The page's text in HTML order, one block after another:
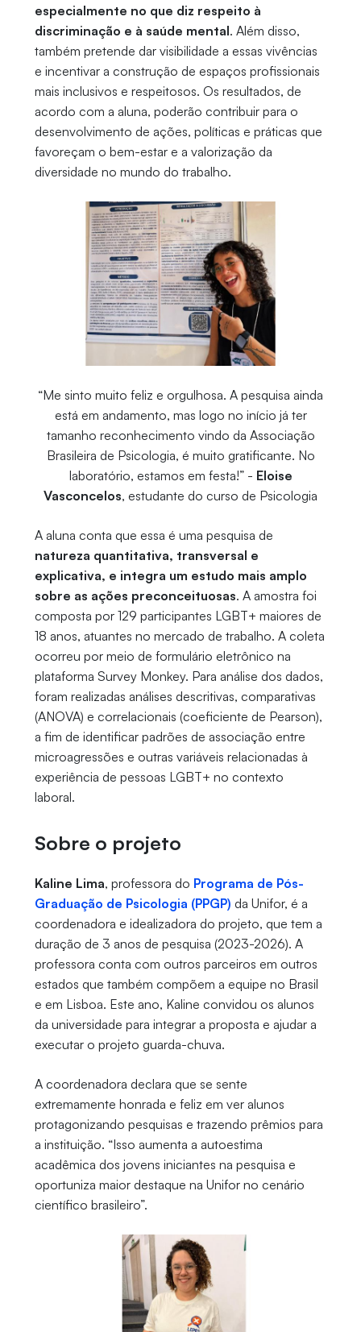
especialmente no que diz respeito à
discriminação e à saúde mental. Além disso,
também pretende dar visibilidade a essas vivências
e incentivar a construção de espaços profissionais
mais inclusivos e respeitosos. Os resultados, de
acordo com a aluna, poderão contribuir para o
desenvolvimento de ações, políticas e práticas que
favoreçam o bem-estar e a valorização da
diversidade no mundo do trabalho.
“Me sinto muito feliz e orgulhosa. A pesquisa ainda
está em andamento, mas logo no início já ter
tamanho reconhecimento vindo da Associação
Brasileira de Psicologia, é muito gratificante. No
laboratório, estamos em festa!” - Eloise
Vasconcelos, estudante do curso de Psicologia
A aluna conta que essa é uma pesquisa de
natureza quantitativa, transversal e
explicativa, e integra um estudo mais amplo
sobre as ações preconceituosas. A amostra foi
composta por 129 participantes LGBT+ maiores de
18 anos, atuantes no mercado de trabalho. A coleta
ocorreu por meio de formulário eletrônico na
plataforma Survey Monkey. Para análise dos dados,
foram realizadas análises descritivas, comparativas
(ANOVA) e correlacionais (coeficiente de Pearson),
a fim de identificar padrões de associação entre
microagressões e outras variáveis relacionadas à
experiência de pessoas LGBT+ no contexto
laboral.
Sobre o projeto
Kaline Lima, professora do Programa de Pós-
Graduação de Psicologia (PPGP) da Unifor, é a
coordenadora e idealizadora do projeto, que tem a
duração de 3 anos de pesquisa (2023-2026). A
professora conta com outros parceiros em outros
estados que também compõem a equipe no Brasil
e em Lisboa. Este ano, Kaline convidou os alunos
da universidade para integrar a proposta e ajudar a
executar o projeto guarda-chuva.
A coordenadora declara que se sente
extremamente honrada e feliz em ver alunos
protagonizando pesquisas e trazendo prêmios para
a instituição. “Isso aumenta a autoestima
acadêmica dos jovens iniciantes na pesquisa e
oportuniza maior destaque na Unifor no cenário
científico brasileiro”.